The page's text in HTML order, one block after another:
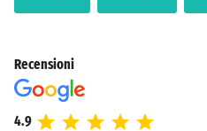
Recensioni
4.9